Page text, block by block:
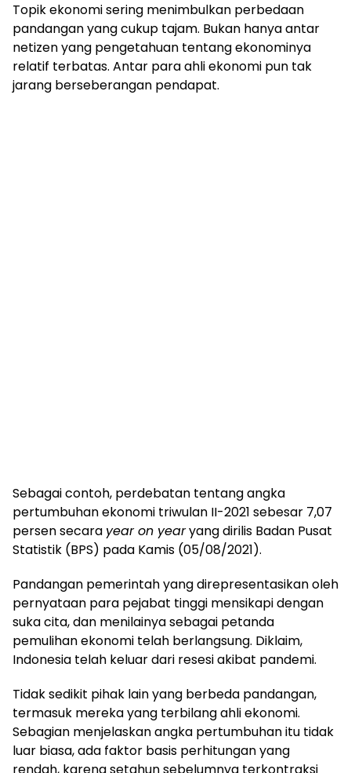
Topik ekonomi sering menimbulkan perbedaan
pandangan yang cukup tajam. Bukan hanya antar
netizen yang pengetahuan tentang ekonominya
relatif terbatas. Antar para ahli ekonomi pun tak
jarang berseberangan pendapat.
Sebagai contoh, perdebatan tentang angka
pertumbuhan ekonomi triwulan II-2021 sebesar 7,07
persen secara year on yearyang dirilis Badan Pusat
Statistik (BPS) pada Kamis (05/08/2021).
Pandangan pemerintah yang direpresentasikan oleh
pernyataan para pejabat tinggi mensikapi dengan
suka cita, dan menilainya sebagai petanda
pemulihan ekonomi telah berlangsung. Diklaim,
Indonesia telah keluar dari resesi akibat pandemi.
Tidak sedikit pihak lain yang berbeda pandangan,
termasuk mereka yang terbilang ahli ekonomi.
Sebagian menjelaskan angka pertumbuhan itu tidak
luar biasa, ada faktor basis perhitungan yang